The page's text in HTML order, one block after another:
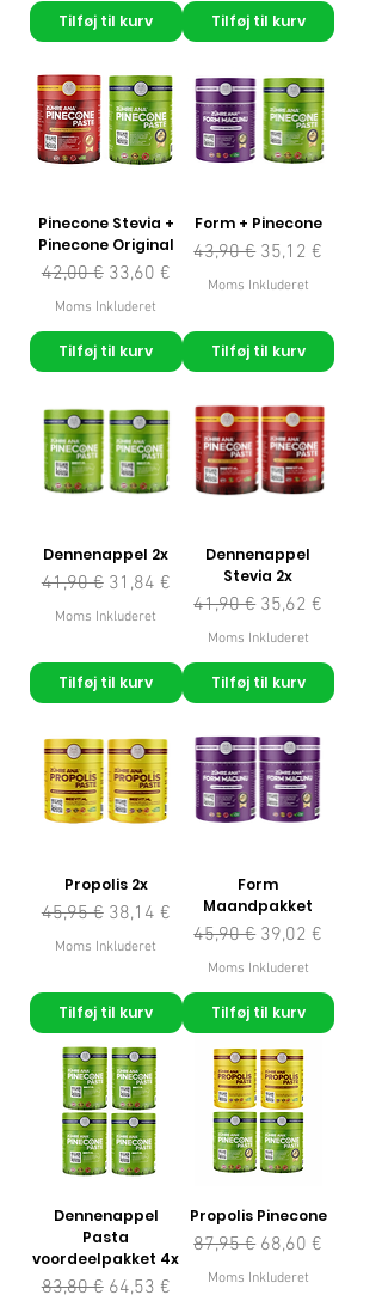
Tilføj til kurv Tilføj til kurv
Pinecone Stevia +
Pinecone Original
Regulær pris
42,00 € Salgspris
33,60 €
Moms Inkluderet
Tilføj til kurv
Form + Pinecone
Regulær pris
43,90 € Salgspris
35,12 €
Moms Inkluderet
Tilføj til kurv
Dennenappel 2x
Regulær pris
41,90 € Salgspris
31,84 €
Moms Inkluderet
Tilføj til kurv
Dennenappel
Stevia 2x
Regulær pris
41,90 € Salgspris
35,62 €
Moms Inkluderet
Tilføj til kurv
Propolis 2x
Regulær pris
45,95 € Salgspris
38,14 €
Moms Inkluderet
Tilføj til kurv
Form
Maandpakket
Regulær pris
45,90 € Salgspris
39,02 €
Moms Inkluderet
Tilføj til kurv
Dennenappel
Pasta
voordeelpakket 4x
Regulær pris
83,80 € Salgspris
64,53 €
Propolis Pinecone
Regulær pris
87,95 € Salgspris
68,60 €
Moms Inkluderet